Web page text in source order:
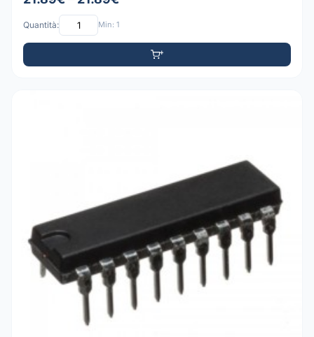
Quantità: Min: 1